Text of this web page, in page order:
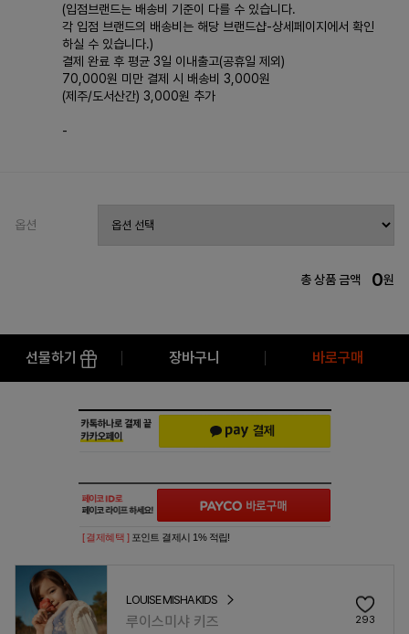
(입점브랜드는 배송비 기준이 다를 수 있습니다.
각 입점 브랜드의 배송비는 해당 브랜드샵-상세페이지에서 확인
하실 수 있습니다.)
결제 완료 후 평균 3일 이내출고(공휴일 제외)
70,000원 미만 결제 시 배송비 3,000원
(제주/도서산간) 3,000원 추가
-
옵션
총 상품 금액 0원
선물하기 장바구니 바로구매
[ 결제혜택 ] 포인트 결제시 1% 적립!
LOUISE MISHA KIDS
루이스미샤 키즈 293